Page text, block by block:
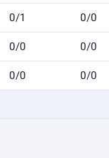
0/0
0/1
0/0
0/0
0/0
0/0